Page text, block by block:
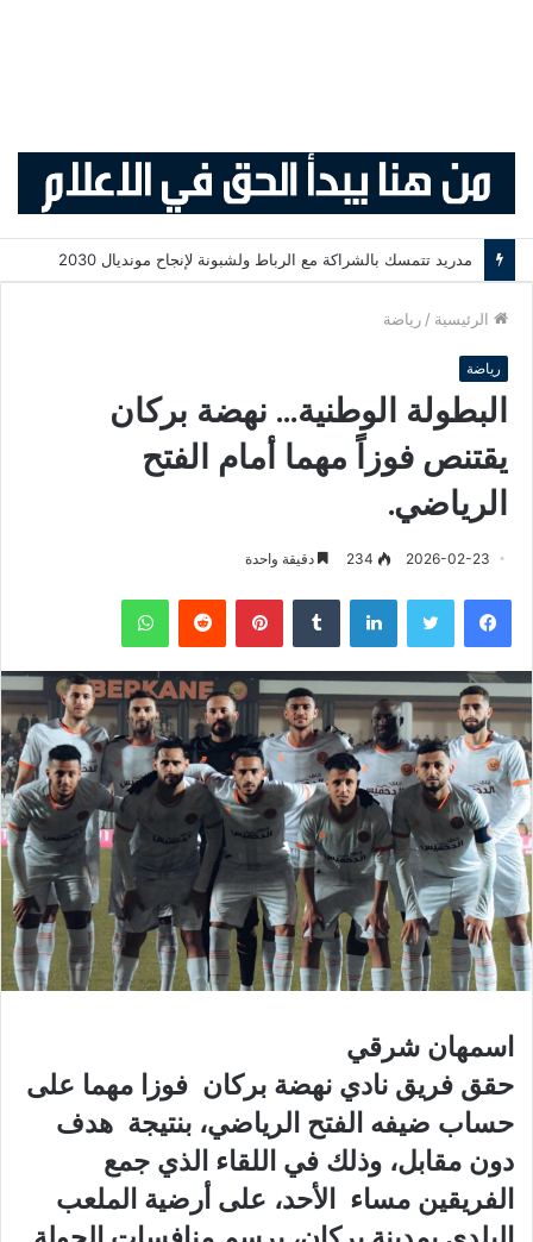
مدريد تتمسك بالشراكة مع الرباط ولشبونة لإنجاح مونديال 2030
الرئيسية / رياضة
رياضة
البطولة الوطنية… نهضة بركان
يقتنص فوزاً مهما أمام الفتح
الرياضي.
2026-02-23
234 دقيقة واحدة
فيسبوك لينكدإن بينتيريست
اسمهان شرقي
حقق فريق نادي نهضة بركان فوزا مهما على
حساب ضيفه الفتح الرياضي، بنتيجة هدف
دون مقابل، وذلك في اللقاء الذي جمع
الفريقين مساء الأحد، على أرضية الملعب